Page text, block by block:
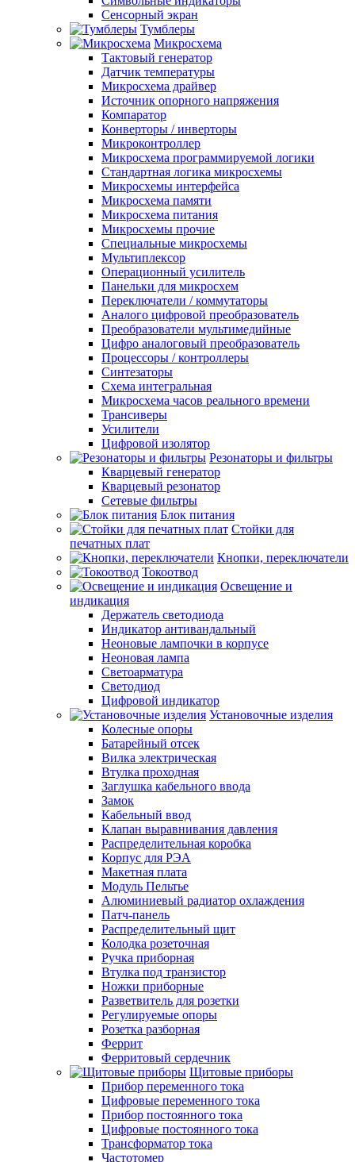
Сенсорный экран
Тумблеры
Микросхема
Тактовый генератор
Датчик температуры
Микросхема драйвер
Источник опорного напряжения
Компаратор
Конверторы / инверторы
Микроконтроллер
Микросхема программируемой логики
Стандартная логика микросхемы
Микросхемы интерфейса
Микросхема памяти
Микросхема питания
Микросхемы прочие
Специальные микросхемы
Мультиплексор
Операционный усилитель
Панельки для микросхем
Переключатели / коммутаторы
Аналого цифровой преобразователь
Преобразователи мультимедийные
Цифро аналоговый преобразователь
Процессоры / контроллеры
Синтезаторы
Схема интегральная
Микросхема часов реального времени
Трансиверы
Усилители
Цифровой изолятор
Резонаторы и фильтры
Кварцевый генератор
Кварцевый резонатор
Сетевые фильтры
Блок питания
Стойки для
печатных плат
Кнопки, переключатели
Токоотвод
Освещение и
индикация
Держатель светодиода
Индикатор антивандальный
Неоновые лампочки в корпусе
Неоновая лампа
Светоарматура
Светодиод
Цифровой индикатор
Установочные изделия
Колесные опоры
Батарейный отсек
Вилка электрическая
Втулка проходная
Заглушка кабельного ввода
Замок
Кабельный ввод
Клапан выравнивания давления
Распределительная коробка
Корпус для РЭА
Макетная плата
Модуль Пельтье
Алюминиевый радиатор охлаждения
Патч-панель
Распределительный щит
Колодка розеточная
Ручка приборная
Втулка под транзистор
Ножки приборные
Разветвитель для розетки
Регулируемые опоры
Розетка разборная
Феррит
Ферритовый сердечник
Щитовые приборы
Прибор переменного тока
Цифровые переменного тока
Прибор постоянного тока
Цифровые постоянного тока
Трансформатор тока
Частотомер